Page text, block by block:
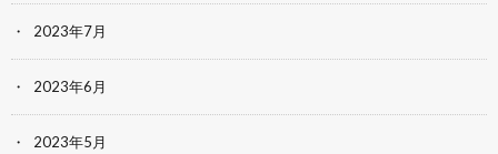
2023年7月
2023年6月
2023年5月